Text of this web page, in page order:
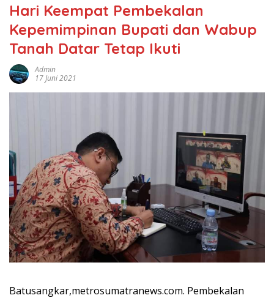
Hari Keempat Pembekalan
Kepemimpinan Bupati dan Wabup
Tanah Datar Tetap Ikuti
Admin
17 Juni 2021
Batusangkar,metrosumatranews.com. Pembekalan